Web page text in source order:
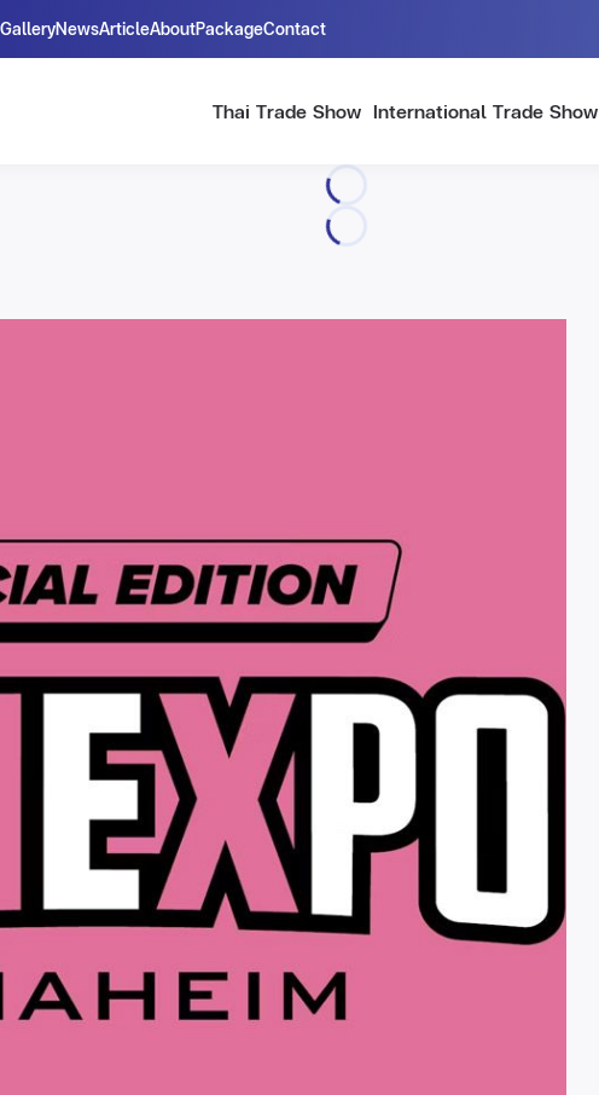
GalleryNewsArticleAboutPackageContact
Thai Trade Show International Trade Show